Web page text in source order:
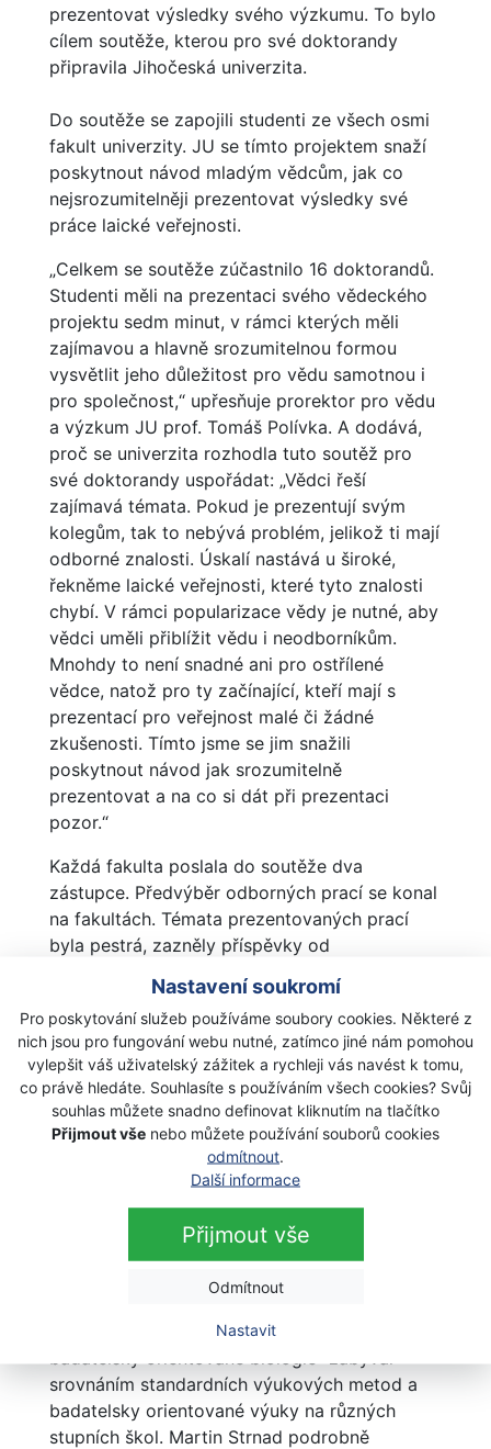
Nastavení soukromí
Pro poskytování služeb používáme soubory cookies. Některé z
nich jsou pro fungování webu nutné, zatímco jiné nám pomohou
vylepšit váš uživatelský zážitek a rychleji vás navést k tomu,
co právě hledáte. Souhlasíte s používáním všech cookies? Svůj
souhlas můžete snadno definovat kliknutím na tlačítko
Přijmout vše nebo můžete používání souborů cookies
odmítnout
Další informace
Přijmout vše
Odmítnout
Nastavit
prezentovat výsledky svého výzkumu. To bylo
cílem soutěže, kterou pro své doktorandy
připravila Jihočeská univerzita.
Do soutěže se zapojili studenti ze všech osmi
fakult univerzity. JU se tímto projektem snaží
poskytnout návod mladým vědcům, jak co
nejsrozumitelněji prezentovat výsledky své
práce laické veřejnosti.
„Celkem se soutěže zúčastnilo 16 doktorandů.
Studenti měli na prezentaci svého vědeckého
projektu sedm minut, v rámci kterých měli
zajímavou a hlavně srozumitelnou formou
vysvětlit jeho důležitost pro vědu samotnou i
pro společnost,“ upřesňuje prorektor pro vědu
a výzkum JU prof. Tomáš Polívka. A dodává,
proč se univerzita rozhodla tuto soutěž pro
své doktorandy uspořádat: „Vědci řeší
zajímavá témata. Pokud je prezentují svým
kolegům, tak to nebývá problém, jelikož ti mají
odborné znalosti. Úskalí nastává u široké,
řekněme laické veřejnosti, které tyto znalosti
chybí. V rámci popularizace vědy je nutné, aby
vědci uměli přiblížit vědu i neodborníkům.
Mnohdy to není snadné ani pro ostřílené
vědce, natož pro ty začínající, kteří mají s
prezentací pro veřejnost malé či žádné
zkušenosti. Tímto jsme se jim snažili
poskytnout návod jak srozumitelně
prezentovat a na co si dát při prezentaci
pozor.“
Každá fakulta poslala do soutěže dva
zástupce. Předvýběr odborných prací se konal
na fakultách. Témata prezentovaných prací
byla pestrá, zazněly příspěvky od
ekonomická témata. Porota byla osmičlenná a
zasedli v ní zástupci všech fakult JU. Porotci
byli v pozici neodborné veřejnosti, jelikož na
téma ze své fakulty byli odborníky, na témata
z ostatních fakult pak laiky.
Porota jako nejlépe odprezentované ocenila tři
práce. Uspěla Michaela Plassová a Lukáš
Strnad z Přírodovědecké fakulty. Michaela
Plassová v příspěvku „Neurologické koreláty
aritmetických funkcí“ představila výzkum
Lukáš Rokos se v příspěvku „Hodnocení
srovnáním standardních výukových metod a
badatelsky orientované výuky na různých
stupních škol. Martin Strnad podrobně